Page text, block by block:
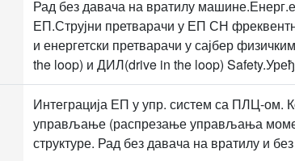
Рад без давача на вратилу
ЕП.Струјни претварачи у ЕП СН
и енергетски претварачи у сајбер
the loop) и ДИЛ(drive in the loop)
Интеграција ЕП у упр. систем са ПЛЦ-ом.
управљање (распрезање управљања
структуре. Рад без давача на вратилу и